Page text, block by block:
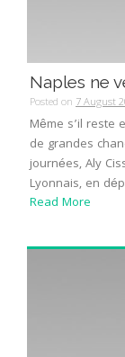
Naples ne
Posted on 7 August
Même s’il reste
de grandes
journées, Aly
Lyonnais, en
Read More